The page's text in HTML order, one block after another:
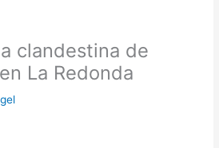
clandestina de
La Redonda